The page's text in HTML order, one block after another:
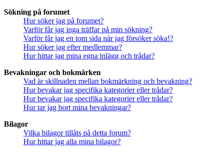
Sökning på forumet
Hur söker jag på forumet?
Varför får jag inga träffar på min sökning?
Varför får jag en tom sida när jag försöker söka!?
Hur söker jag efter medlemmar?
Hur hittar jag mina egna inlägg och trådar?
Bevakningar och bokmärken
Vad är skillnaden mellan bokmärkning och bevakning?
Hur bevakar jag specifika kategorier eller trådar?
Hur bevakar jag specifika kategorier eller trådar?
Hur tar jag bort mina bevakningar?
Bilagor
Vilka bilagor tillåts på detta forum?
Hur hittar jag alla mina bilagor?